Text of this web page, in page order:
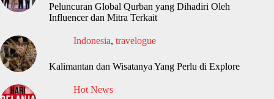
Peluncuran Global Qurban yang Dihadiri Oleh
Influencer dan Mitra Terkait
Indonesia, travelogue
Kalimantan dan Wisatanya Yang Perlu di Explore
Hot News